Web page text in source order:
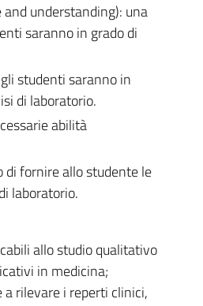
understanding): una
saranno in grado di
studenti saranno in
di laboratorio.
abilità
di fornire allo studente le
laboratorio.
allo studio qualitativo
in medicina;
rilevare i reperti clinici,